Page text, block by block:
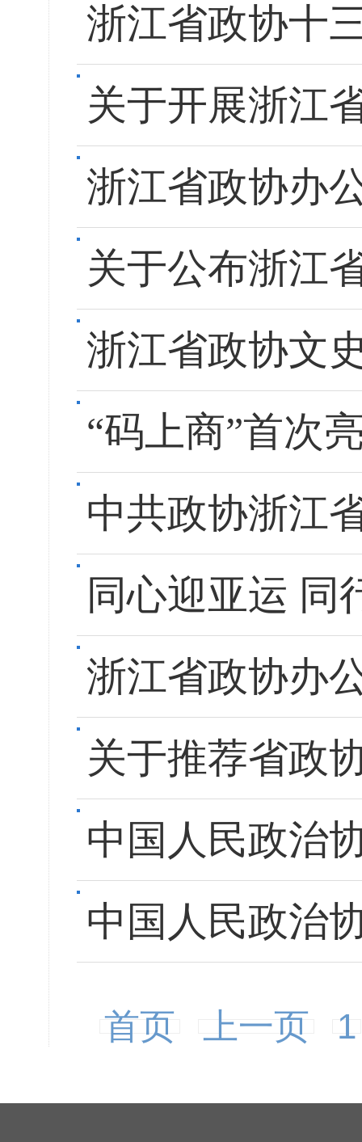
浙江省政协十
关于开展浙江
浙江省政协办
关于公布浙江
浙江省政协文
“码上商”首次
中共政协浙江
同心迎亚运
浙江省政协办
关于推荐省政
中国人民政治
中国人民政治
首页 上一页 1